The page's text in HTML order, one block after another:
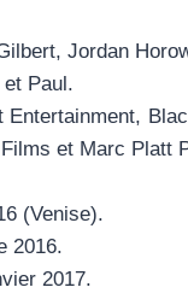
Jordan
Paul.
Entertainment,
et Marc Platt
(Venise).
2016.
2017.